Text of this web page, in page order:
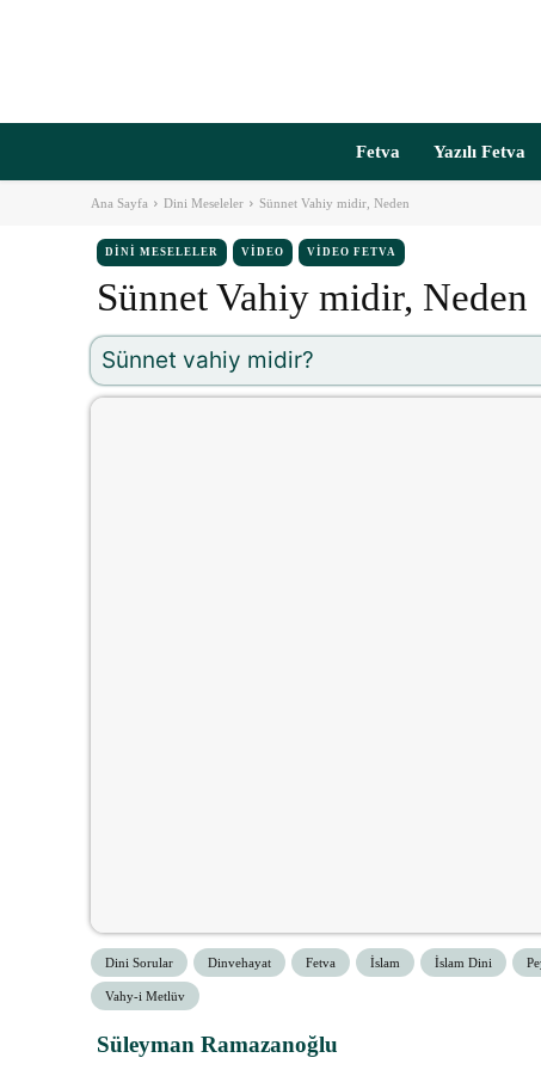
Fetva Yazılı Fetva
Ana Sayfa Dini Meseleler Sünnet Vahiy midir, Neden
DINI MESELELER VIDEO VIDEO FETVA
Sünnet Vahiy midir, Neden
Sünnet vahiy midir?
Dini Sorular Dinvehayat Fetva İslam İslam Dini
Vahy-i Metlüv
Süleyman Ramazanoğlu